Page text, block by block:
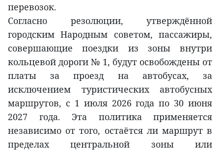
перевозок.
Согласно резолюции, утверждённой
городским Народным советом, пассажиры,
совершающие поездки из зоны внутри
кольцевой дороги № 1, будут освобождены от
платы за проезд на автобусах, за
исключением туристических автобусных
маршрутов, с 1 июля 2026 года по 30 июня
2027 года. Эта политика применяется
независимо от того, остаётся ли маршрут в
пределах центральной зоны или